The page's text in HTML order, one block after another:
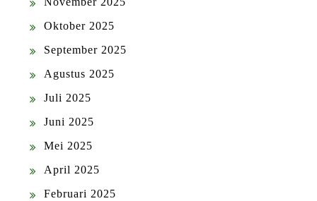
Oktober 2025
September 2025
Agustus 2025
Juli 2025
Juni 2025
Mei 2025
April 2025
Februari 2025